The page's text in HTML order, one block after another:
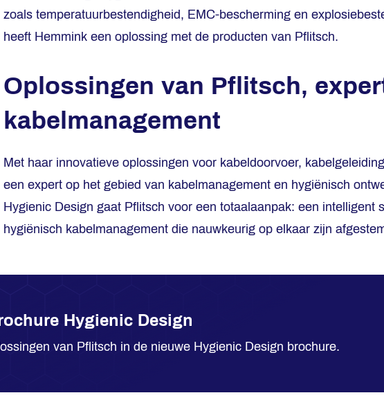
zoals temperatuurbestendigheid, EMC-bescherming en
heeft Hemmink een oplossing met de producten van Pflitsch.
Oplossingen van Pflitsch,
kabelmanagement
Met haar innovatieve oplossingen voor kabeldoorvoer,
een expert op het gebied van kabelmanagement en hygiënisch
Hygienic Design gaat Pflitsch voor een totaalaanpak: een intelligent
hygiënisch kabelmanagement die nauwkeurig op elkaar zijn
Hygienic Design
van Pflitsch in de nieuwe Hygienic Design brochure.